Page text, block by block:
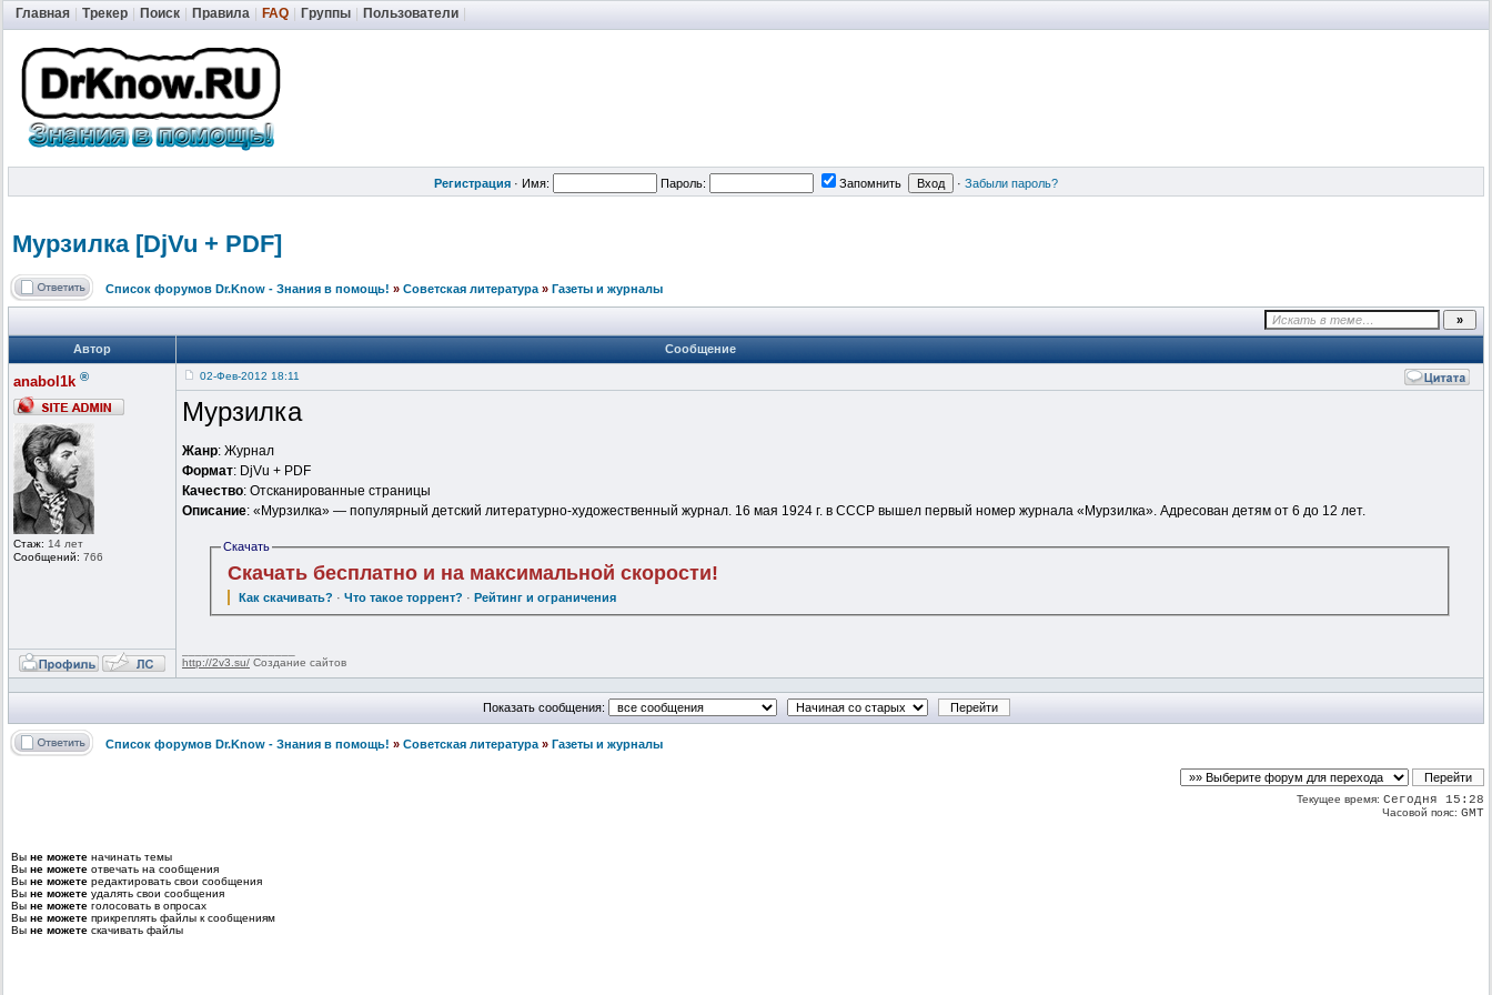
Главная Трекер Поиск Правила FAQ Группы Пользователи
Регистрация · Имя: Пароль: Запомнить · Забыли пароль?
Мурзилка [DjVu + PDF]
Список форумов Dr.Know - Знания в помощь! » Советская литература » Газеты и журналы
Автор Сообщение
anabol1k ®
Стаж: 14 лет
Сообщений: 766
02-Фев-2012 18:11
Мурзилка
Жанр: Журнал
Формат: DjVu + PDF
Качество: Отсканированные страницы
Описание: «Мурзилка» — популярный детский литературно-художественный журнал. 16 мая 1924 г. в СССР вышел первый номер журнала «Мурзилка». Адресован детям от 6 до 12 лет.
Скачать
Скачать бесплатно и на максимальной скорости!
Как скачивать? ·Что такое торрент? · Рейтинг и ограничения
http://2v3.su/ Создание сайтов
Показать сообщения:
Список форумов Dr.Know - Знания в помощь! » Советская литература » Газеты и журналы
Текущее время: Сегодня 15:28
Часовой пояс: GMT
Вы не можете начинать темы
Вы не можете отвечать на сообщения
Вы не можете редактировать свои сообщения
Вы не можете удалять свои сообщения
Вы не можете голосовать в опросах
Вы не можете прикреплять файлы к сообщениям
Вы не можете скачивать файлы